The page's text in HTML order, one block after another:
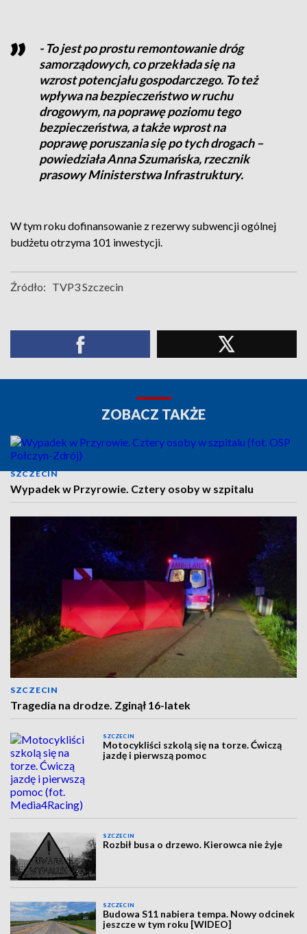
- To jest po prostu remontowanie dróg
samorządowych, co przekłada się na
wzrost potencjału gospodarczego. To też
wpływa na bezpieczeństwo w ruchu
drogowym, na poprawę poziomu tego
bezpieczeństwa, a także wprost na
poprawę poruszania się po tych drogach –
powiedziała Anna Szumańska, rzecznik
prasowy Ministerstwa Infrastruktury.
W tym roku dofinansowanie z rezerwy subwencji ogólnej
budżetu otrzyma 101 inwestycji.
Źródło: TVP3 Szczecin
ZOBACZ TAKŻE
SZCZECIN
Wypadek w Przyrowie. Cztery osoby w szpitalu
SZCZECIN
Tragedia na drodze. Zginął 16-latek
SZCZECIN
Motocykliści szkolą się na torze. Ćwiczą
jazdę i pierwszą pomoc
SZCZECIN
Rozbił busa o drzewo. Kierowca nie żyje
SZCZECIN
Budowa S11 nabiera tempa. Nowy odcinek
jeszcze w tym roku [WIDEO]